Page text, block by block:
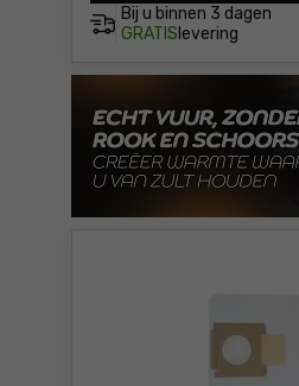
Bij u binnen 3 dagen
GRATIS levering